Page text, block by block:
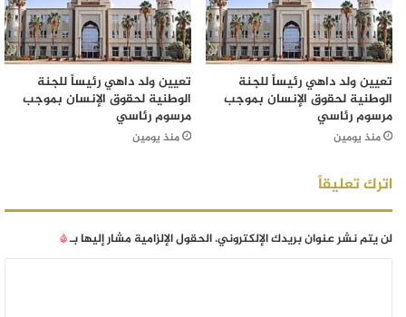
تعيين ولد داهي رئيساً للجنة
الوطنية لحقوق الإنسان بموجب
مرسوم رئاسي
منذ يومين
تعيين ولد داهي رئيساً للجنة
الوطنية لحقوق الإنسان بموجب
مرسوم رئاسي
منذ يومين
اترك تعليقاً
لن يتم نشر عنوان بريدك الإلكتروني.الحقول الإلزامية مشار إليها بـ*